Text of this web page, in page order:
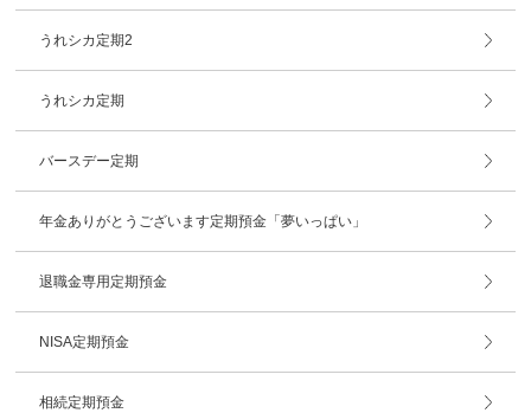
うれシカ定期2
うれシカ定期
バースデー定期
年金ありがとうございます定期預金「夢いっぱい」
退職金専用定期預金
NISA定期預金
相続定期預金